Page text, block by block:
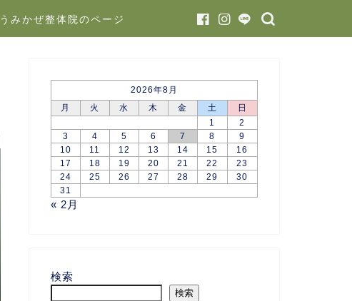
うみかぜ整体院のページ
2026年8月
月
火 水 木 金 土
日
1
2
3
4 5 6 7 8
9
10
11 12 13 14 15
16
17
18 19 20 21 22
23
24
25 26 27 28 29
30
31
« 2月
検索
検索